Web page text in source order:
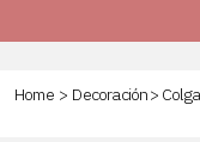
Home > Decoración>